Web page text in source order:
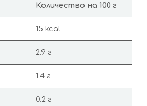
Количество на 100 г
15 kcal
2.9 г
1.4 г
0.2 г